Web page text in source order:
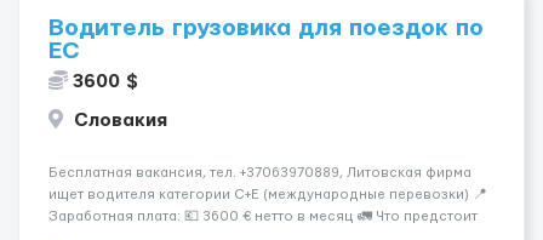
Водитель грузовика для поездок по
ЕС
3600 $
Словакия
Бесплатная вакансия, тел. +37063970889, Литовская фирма
ищет водителя категории C+E (международные перевозки) 📍
Заработная плата: 💶 3600 € нетто в месяц 🚛 Что предстоит